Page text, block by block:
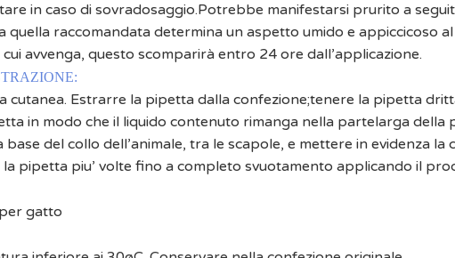
in caso di sovradosaggio.Potrebbe manifestarsi prurito a
quella raccomandata determina un aspetto umido e appiccicoso
avvenga, questo scomparirà entro 24 ore dall’applicazione.
cutanea. Estrarre la pipetta dalla confezione;tenere la pipetta
in modo che il liquido contenuto rimanga nella partelarga della
del collo dell’animale, tra le scapole, e mettere in evidenza la
la pipetta piu’ volte fino a completo svuotamento applicando il
gatto